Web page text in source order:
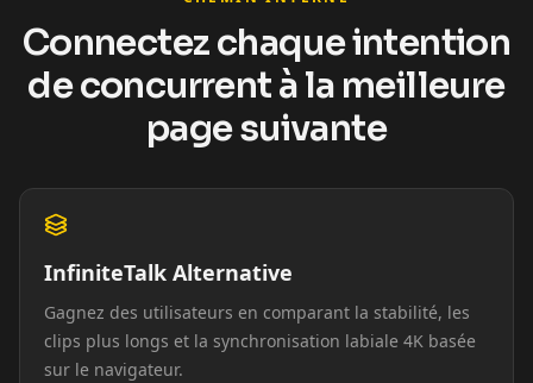
Connectez chaque intention
de concurrent à la meilleure
page suivante
InfiniteTalk Alternative
Gagnez des utilisateurs en comparant la stabilité, les
clips plus longs et la synchronisation labiale 4K basée
sur le navigateur.